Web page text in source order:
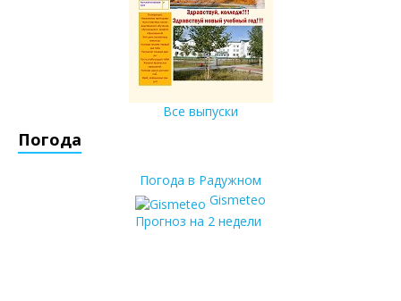
Все выпуски
Погода
Погода в Радужном
Gismeteo
Прогноз на 2 недели